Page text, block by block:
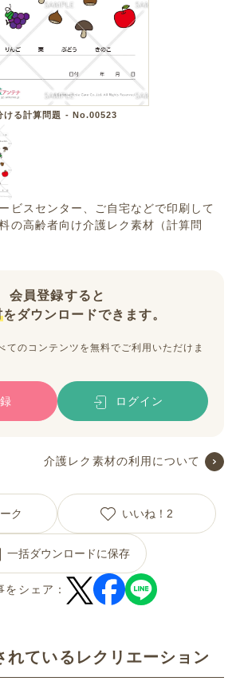
ける計算問題 - No.00523
ビスセンター、ご自宅などで印刷して
の高齢者向け介護レク素材（計算問
会員登録すると
をダウンロードできます。
のコンテンツを無料でご利用いただけま
ログイン
介護レク素材の利用について
ク いいね！ 2
一括ダウンロードに保存
をシェア：
れているレクリエーション